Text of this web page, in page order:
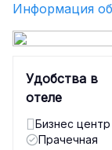
Информация
Удобства в
отеле
Бизнес центр
Прачечная